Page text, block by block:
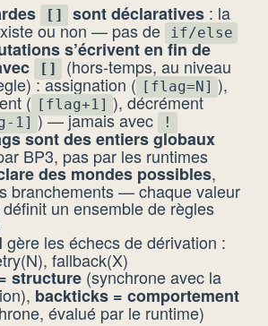
[] sont déclaratives : la
ou non — pas de if/else
s’écrivent en fin de
[] (hors-temps, au niveau
: assignation ( [flag=N] ),
( [flag+1] ), décrément
1] ) — jamais avec !
sont des entiers globaux
BP3, pas par les runtimes
des mondes possibles,
branchements — chaque valeur
un ensemble de règles
gère les échecs de dérivation :
fallback(X)
structure (synchrone avec la
backticks = comportement
évalué par le runtime)